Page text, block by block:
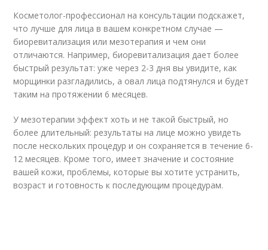
Косметолог-профессионал на консультации подскажет,
что лучше для лица в вашем конкретном случае —
биоревитализация или мезотерапия и чем они
отличаются. Например, биоревитализация дает более
быстрый результат: уже через 2-3 дня вы увидите, как
морщинки разгладились, а овал лица подтянулся и будет
таким на протяжении 6 месяцев.
У мезотерапии эффект хоть и не такой быстрый, но
более длительный: результаты на лице можно увидеть
после нескольких процедур и он сохраняется в течение 6-
12 месяцев. Кроме того, имеет значение и состояние
вашей кожи, проблемы, которые вы хотите устранить,
возраст и готовность к последующим процедурам.